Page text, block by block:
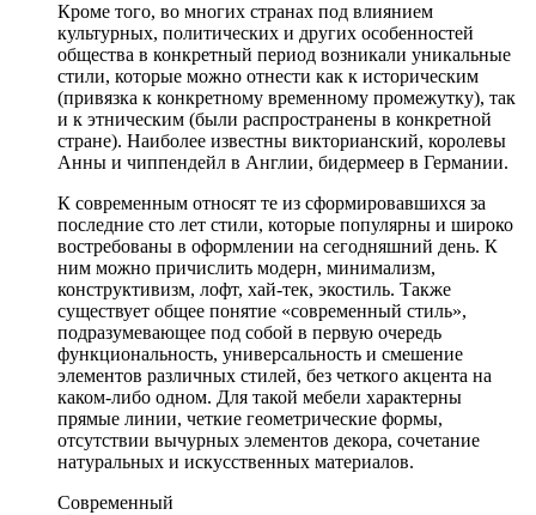
Кроме того, во многих странах под влиянием
культурных, политических и других особенностей
общества в конкретный период возникали уникальные
стили, которые можно отнести как к историческим
(привязка к конкретному временному промежутку), так
и к этническим (были распространены в конкретной
стране). Наиболее известны викторианский, королевы
Анны и чиппендейл в Англии, бидермеер в Германии.
К современным относят те из сформировавшихся за
последние сто лет стили, которые популярны и широко
востребованы в оформлении на сегодняшний день. К
ним можно причислить модерн, минимализм,
конструктивизм, лофт, хай-тек, экостиль. Также
существует общее понятие «современный стиль»,
подразумевающее под собой в первую очередь
функциональность, универсальность и смешение
элементов различных стилей, без четкого акцента на
каком-либо одном. Для такой мебели характерны
прямые линии, четкие геометрические формы,
отсутствии вычурных элементов декора, сочетание
натуральных и искусственных материалов.
Современный